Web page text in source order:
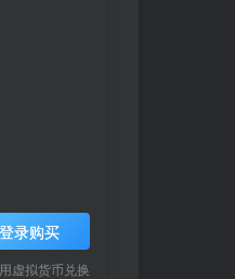
登录购买
虚拟货币兑换